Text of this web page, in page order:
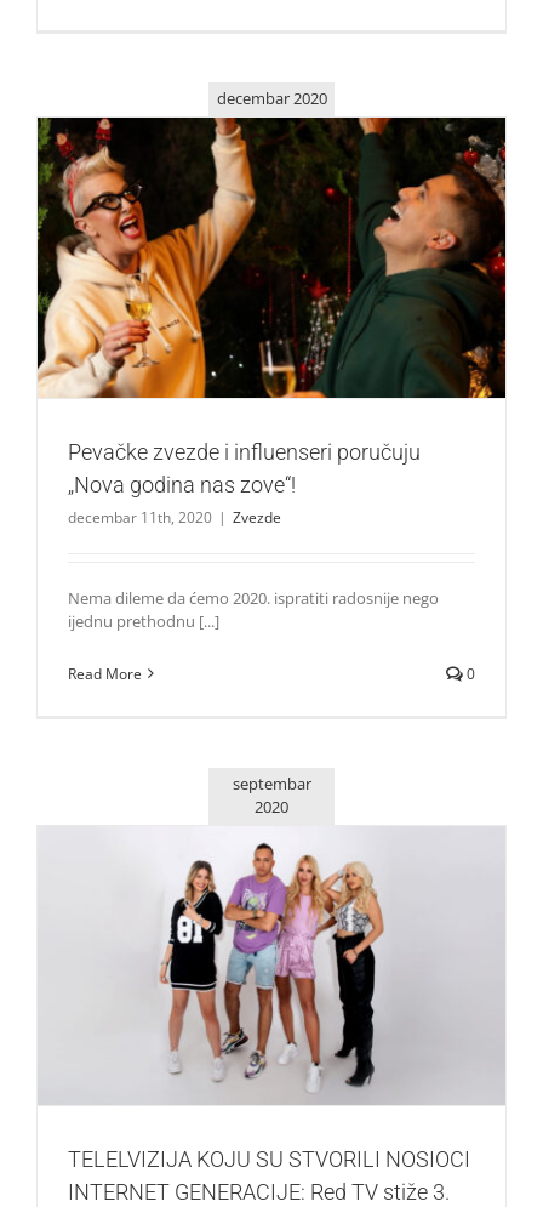
decembar 2020
Pevačke zvezde i influenseri poručuju „Nova godina nas
Zvezde
Pevačke zvezde i influenseri poručuju
„Nova godina nas zove“!
decembar 11th, 2020 | Zvezde
Nema dileme da ćemo 2020. ispratiti radosnije nego
ijednu prethodnu [...]
Read More 0
septembar
2020
TELELVIZIJA KOJU SU STVORILI NOSIOCI INTERNET
GENERACIJE: Red TV stiže 3. oktobra!
Život i zabava
TELELVIZIJA KOJU SU STVORILI NOSIOCI
INTERNET GENERACIJE: Red TV stiže 3.